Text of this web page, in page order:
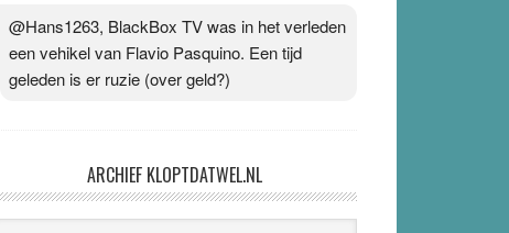
@Hans1263, BlackBox TV was in het verleden
een vehikel van Flavio Pasquino. Een tijd
geleden is er ruzie (over geld?)
ARCHIEF KLOPTDATWEL.NL